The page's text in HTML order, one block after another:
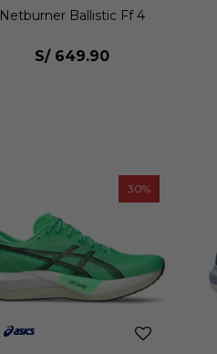
Netburner Ballistic Ff 4
S/ 649.90
30